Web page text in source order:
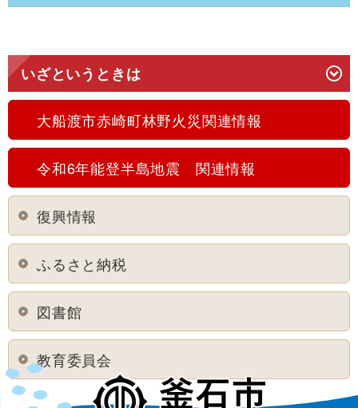
いざというときは
大船渡市赤崎町林野火災関連情報
令和6年能登半島地震 関連情報
復興情報
ふるさと納税
図書館
教育委員会